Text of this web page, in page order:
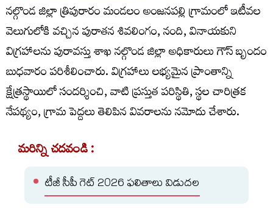
నల్గొండ జిల్లా త్రిపురారం మండలం అంజనపల్లి గ్రామంలో ఇటీవల
వెలుగులోకి వచ్చిన పురాతన శివలింగం, నంది, వినాయకుని
విగ్రహాలను పురావస్తు శాఖ నల్గొండ జిల్లా అధికారులు గౌస్ బృందం
బుధవారం పరిశీలించారు. విగ్రహాలు లభ్యమైన ప్రాంతాన్ని
క్షేత్రస్థాయిలో సందర్శించి, వాటి ప్రస్తుత పరిస్థితి, స్థల చారిత్రక
నేపథ్యం, గ్రామ పెద్దలు తెలిపిన వివరాలను నమోదు చేశారు.
మరిన్ని చదవండి :
టీజీ సీపీ గెట్ 2026 ఫలితాలు విడుదల